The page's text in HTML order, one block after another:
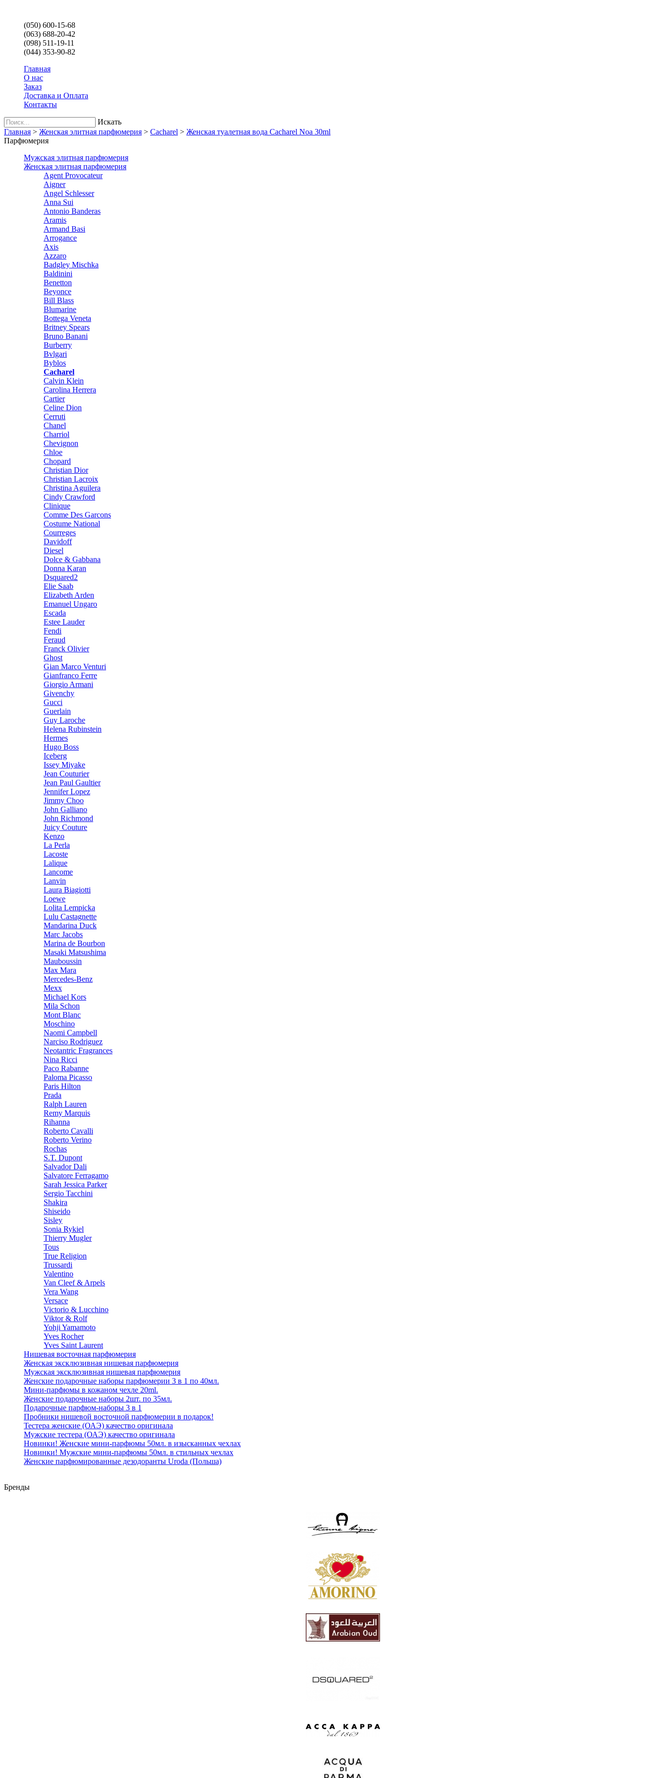
(050) 600-15-68
(063) 688-20-42
(098) 511-19-11
(044) 353-90-82
Главная
О нас
Заказ
Доставка и Оплата
Контакты
Искать
Главная > Женская элитная парфюмерия > Cacharel > Женская туалетная вода Cacharel Noa 30ml
Парфюмерия
Мужская элитная парфюмерия
Женская элитная парфюмерия
Agent Provocateur
Aigner
Angel Schlesser
Anna Sui
Antonio Banderas
Aramis
Armand Basi
Arrogance
Axis
Azzaro
Badgley Mischka
Baldinini
Benetton
Beyonce
Bill Blass
Blumarine
Bottega Veneta
Britney Spears
Bruno Banani
Burberry
Bvlgari
Byblos
Cacharel
Calvin Klein
Carolina Herrera
Cartier
Celine Dion
Cerruti
Chanel
Charriol
Chevignon
Chloe
Chopard
Christian Dior
Christian Lacroix
Christina Aguilera
Cindy Crawford
Clinique
Comme Des Garcons
Costume National
Courreges
Davidoff
Diesel
Dolce & Gabbana
Donna Karan
Dsquared2
Elie Saab
Elizabeth Arden
Emanuel Ungaro
Escada
Estee Lauder
Fendi
Feraud
Franck Olivier
Ghost
Gian Marco Venturi
Gianfranco Ferre
Giorgio Armani
Givenchy
Gucci
Guerlain
Guy Laroche
Helena Rubinstein
Hermes
Hugo Boss
Iceberg
Issey Miyake
Jean Couturier
Jean Paul Gaultier
Jennifer Lopez
Jimmy Choo
John Galliano
John Richmond
Juicy Couture
Kenzo
La Perla
Lacoste
Lalique
Lancome
Lanvin
Laura Biagiotti
Loewe
Lolita Lempicka
Lulu Castagnette
Mandarina Duck
Marc Jacobs
Marina de Bourbon
Masaki Matsushima
Mauboussin
Max Mara
Mercedes-Benz
Mexx
Michael Kors
Mila Schon
Mont Blanc
Moschino
Naomi Campbell
Narciso Rodriguez
Neotantric Fragrances
Nina Ricci
Paco Rabanne
Paloma Picasso
Paris Hilton
Prada
Ralph Lauren
Remy Marquis
Rihanna
Roberto Cavalli
Roberto Verino
Rochas
S.T. Dupont
Salvador Dali
Salvatore Ferragamo
Sarah Jessica Parker
Sergio Tacchini
Shakira
Shiseido
Sisley
Sonia Rykiel
Thierry Mugler
Tous
True Religion
Trussardi
Valentino
Van Cleef & Arpels
Vera Wang
Versace
Victorio & Lucchino
Viktor & Rolf
Yohji Yamamoto
Yves Rocher
Yves Saint Laurent
Нишевая восточная парфюмерия
Женская эксклюзивная нишевая парфюмерия
Мужская эксклюзивная нишевая парфюмерия
Женские подарочные наборы парфюмерии 3 в 1 по 40мл.
Мини-парфюмы в кожаном чехле 20ml.
Женские подарочные наборы 2шт. по 35мл.
Подарочные парфюм-наборы 3 в 1
Пробники нишевой восточной парфюмерии в подарок!
Тестера женские (ОАЭ) качество оригинала
Мужские тестера (ОАЭ) качество оригинала
Новинки! Женские мини-парфюмы 50мл. в изысканных чехлах
Новинки! Мужские мини-парфюмы 50мл. в стильных чехлах
Женские парфюмированные дезодоранты Uroda (Польша)
Бренды